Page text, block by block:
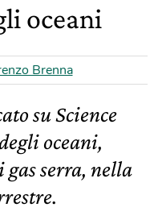
oceani
Brenna
su Science
oceani,
serra, nella